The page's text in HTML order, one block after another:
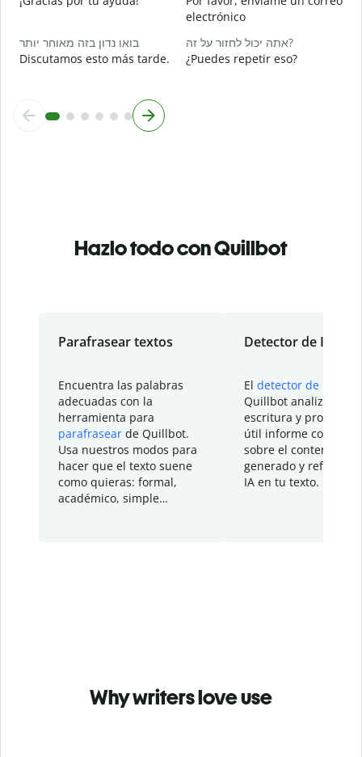
electrónico
בואו נדון בזה מאוחר יותר
Discutamos esto más tarde.
אתה יכול לחזור על זה?
¿Puedes repetir eso?
Hazlo todo con Quillbot
Parafrasear textos
Encuentra las palabras
adecuadas con la
herramienta para
parafrasear de Quillbot.
Usa nuestros modos para
hacer que el texto suene
como quieras: formal,
académico, simple…
Detector de IA
El detector de IA
Quillbot analiza tu
escritura y
útil informe con
sobre el contenido
generado y refinado
IA en tu texto.
Why writers love use